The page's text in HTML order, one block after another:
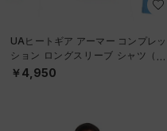
UAヒートギア アーマー コンプレッ
ション ロングスリーブ シャツ（ト
レーニング/MEN）
￥4,950